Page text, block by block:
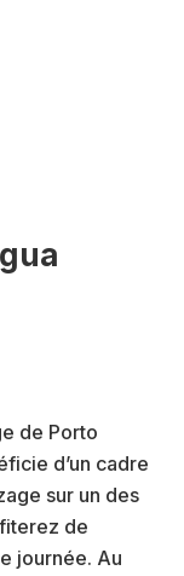
de Porto
d’un cadre
sur un des
de
journée. Au